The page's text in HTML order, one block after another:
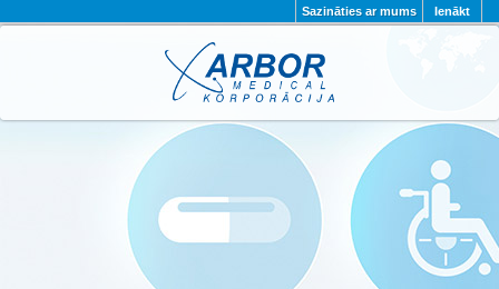
Ienākt
Sazināties ar mums
PAR MUMS PROJEKTI
KONTAKTI
PRIVĀTUMA POLITIKA